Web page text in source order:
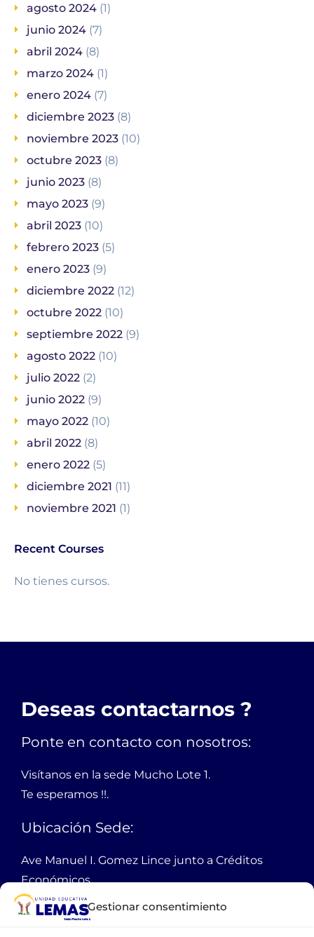
Gestionar consentimiento
agosto 2024 (1)
junio 2024 (7)
abril 2024 (8)
marzo 2024 (1)
enero 2024 (7)
diciembre 2023 (8)
noviembre 2023 (10)
octubre 2023 (8)
junio 2023 (8)
mayo 2023 (9)
abril 2023 (10)
febrero 2023 (5)
enero 2023 (9)
diciembre 2022 (12)
octubre 2022 (10)
septiembre 2022 (9)
agosto 2022 (10)
julio 2022 (2)
junio 2022 (9)
mayo 2022 (10)
abril 2022 (8)
enero 2022 (5)
diciembre 2021 (11)
noviembre 2021 (1)
Recent Courses
No tienes cursos.
Deseas contactarnos ?
Ponte en contacto con nosotros:
Visítanos en la sede Mucho Lote 1.
Te esperamos !!.
Ubicación Sede:
Ave Manuel I. Gomez Lince junto a Créditos
Económicos,
Mucho Lote 1 mz 2301 solar 1
Guayaquil Ecuador